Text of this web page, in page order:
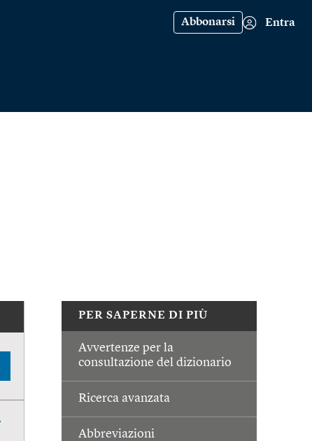
Abbonarsi Entra
PER SAPERNE DI PIÙ
Avvertenze per la
consultazione del dizionario
Ricerca avanzata
Abbreviazioni